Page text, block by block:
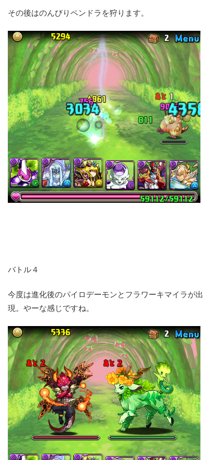
その後はのんびりペンドラを狩ります。
バトル４
今度は進化後のパイロデーモンとフラワーキマイラが出
現。やーな感じですね。